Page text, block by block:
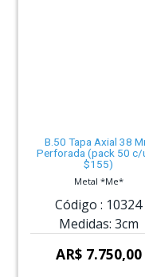
B.50 Tapa Axial 38
Perforada (pack 50 c/
$155)
Metal *Me*
Código : 10324
Medidas: 3cm
AR$ 7.750,00